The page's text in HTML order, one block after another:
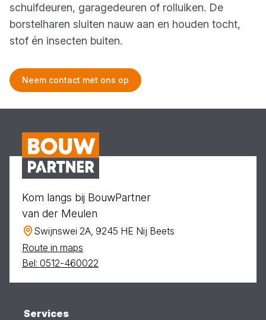
schuifdeuren, garagedeuren of rolluiken. De
borstelharen sluiten nauw aan en houden tocht,
stof én insecten buiten.
Neem contact met ons op
Kom langs bij BouwPartner
van der Meulen
Swijnswei 2A, 9245 HE Nij Beets
Route in maps
Bel: 0512-460022
Services